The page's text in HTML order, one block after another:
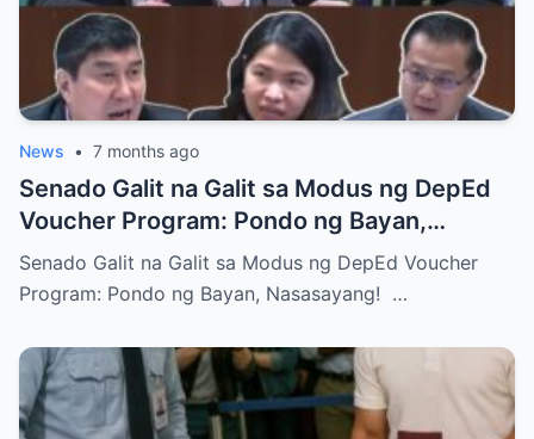
News • 7 months ago
Senado Galit na Galit sa Modus ng DepEd
Voucher Program: Pondo ng Bayan,
Nasasayang!
Senado Galit na Galit sa Modus ng DepEd Voucher
Program: Pondo ng Bayan, Nasasayang! …